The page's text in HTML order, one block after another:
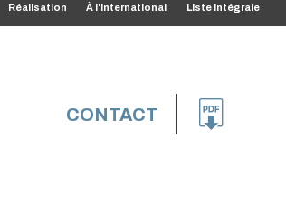
Réalisation À l'International Liste intégrale
CONTACT